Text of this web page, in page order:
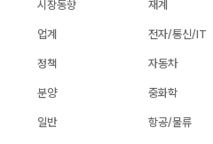
시장동향
업계
정책
분양
일반
재계
전자/통신/IT
자동차
중화학
항공/물류